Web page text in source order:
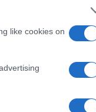
like cookies on